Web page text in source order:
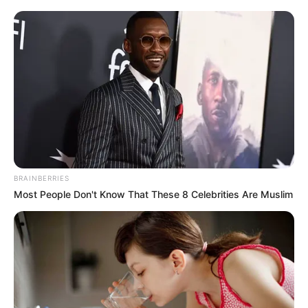
kormányfő munkáját segíti politikai igazgatóként
kampányfőnökként már a 2026-os választási
győzelemhez vezető út kijelöléséért is felel.
Hangsúlyozta, hogy
a kormánypártok a polgári Magyarország
építésével sosem hagytak fel,
ám a polgári ideál akkor tudja végleg felváltani a
szocialista embertípust, ha az emberek egyre
minél többnek van munkája, biztos megélhetése,
tanulási és fejlődési lehetősége, családja, illetve
elegendő szabadideje és lehetősége arra, hogy a
szabadidőt értelmesen töltse el.
BRAINBERRIES
Most People Don't Know That These 8 Celebrities Are Muslim